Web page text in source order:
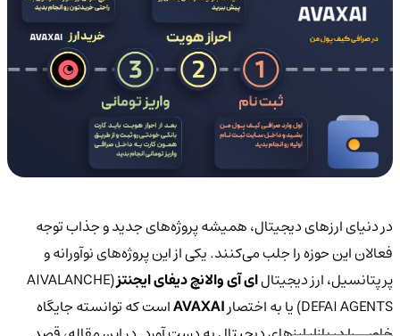
در دنیای ارزهای دیجیتال، همیشه پروژه‌های جدید و جذاب توجه
فعالان این حوزه را جلب می‌کنند. یکی از این پروژه‌های نوآورانه و
پرپتانسیل، ارز دیجیتالای آی والانچ دیفای ایجنتز (AIVALANCHE
DEFAI AGENTS) یا به اختصار
AVAXAIاست که توانسته جایگاه